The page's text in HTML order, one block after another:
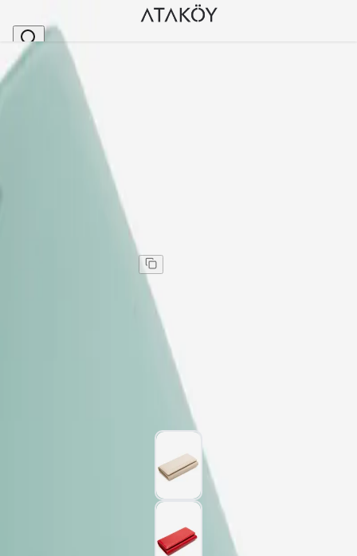
Ana Sayfa
Kadın Cüzdan
Kadın Hakiki Deri Geniş Cüzdan Acık Yeşil
Kadın Hakiki Deri Geniş Cüzdan Acık Yeşil
Kadın Hakiki Deri Geniş Cüzdan Acık Yeşil
3.295,00 TL